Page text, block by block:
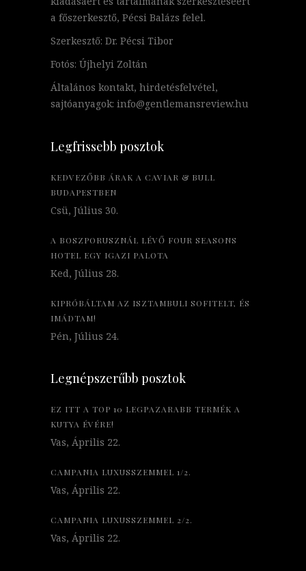
a főszerkesztő, Pécsi Balázs felel.
Szerkesztő: Dr. Pécsi Tibor
Fotós: Újhelyi Zoltán
Általános kontakt, hirdetésfelvétel,
sajtóanyagok: info@gentlemansreview.hu
Legfrissebb posztok
KEDVEZŐBB ÁRAK A CAVIAR & BULL
BUDAPESTBEN
Csü, Július 30.
A BOSZPORUSZNÁL LÉVŐ FOUR SEASONS
HOTEL EGY IGAZI PALOTA
Ked, Július 28.
KIPRÓBÁLTAM AZ ISZTAMBULI SOFITELT, ÉS
IMÁDTAM!
Pén, Július 24.
Legnépszerűbb posztok
EZ ITT A TOP 10 LEGPAZARABB TERMÉK A
KUTYA ÉVÉRE!
Vas, Április 22.
CAMPANIA LUXUSSZEMMEL 1/2.
Vas, Április 22.
CAMPANIA LUXUSSZEMMEL 2/2.
Vas, Április 22.